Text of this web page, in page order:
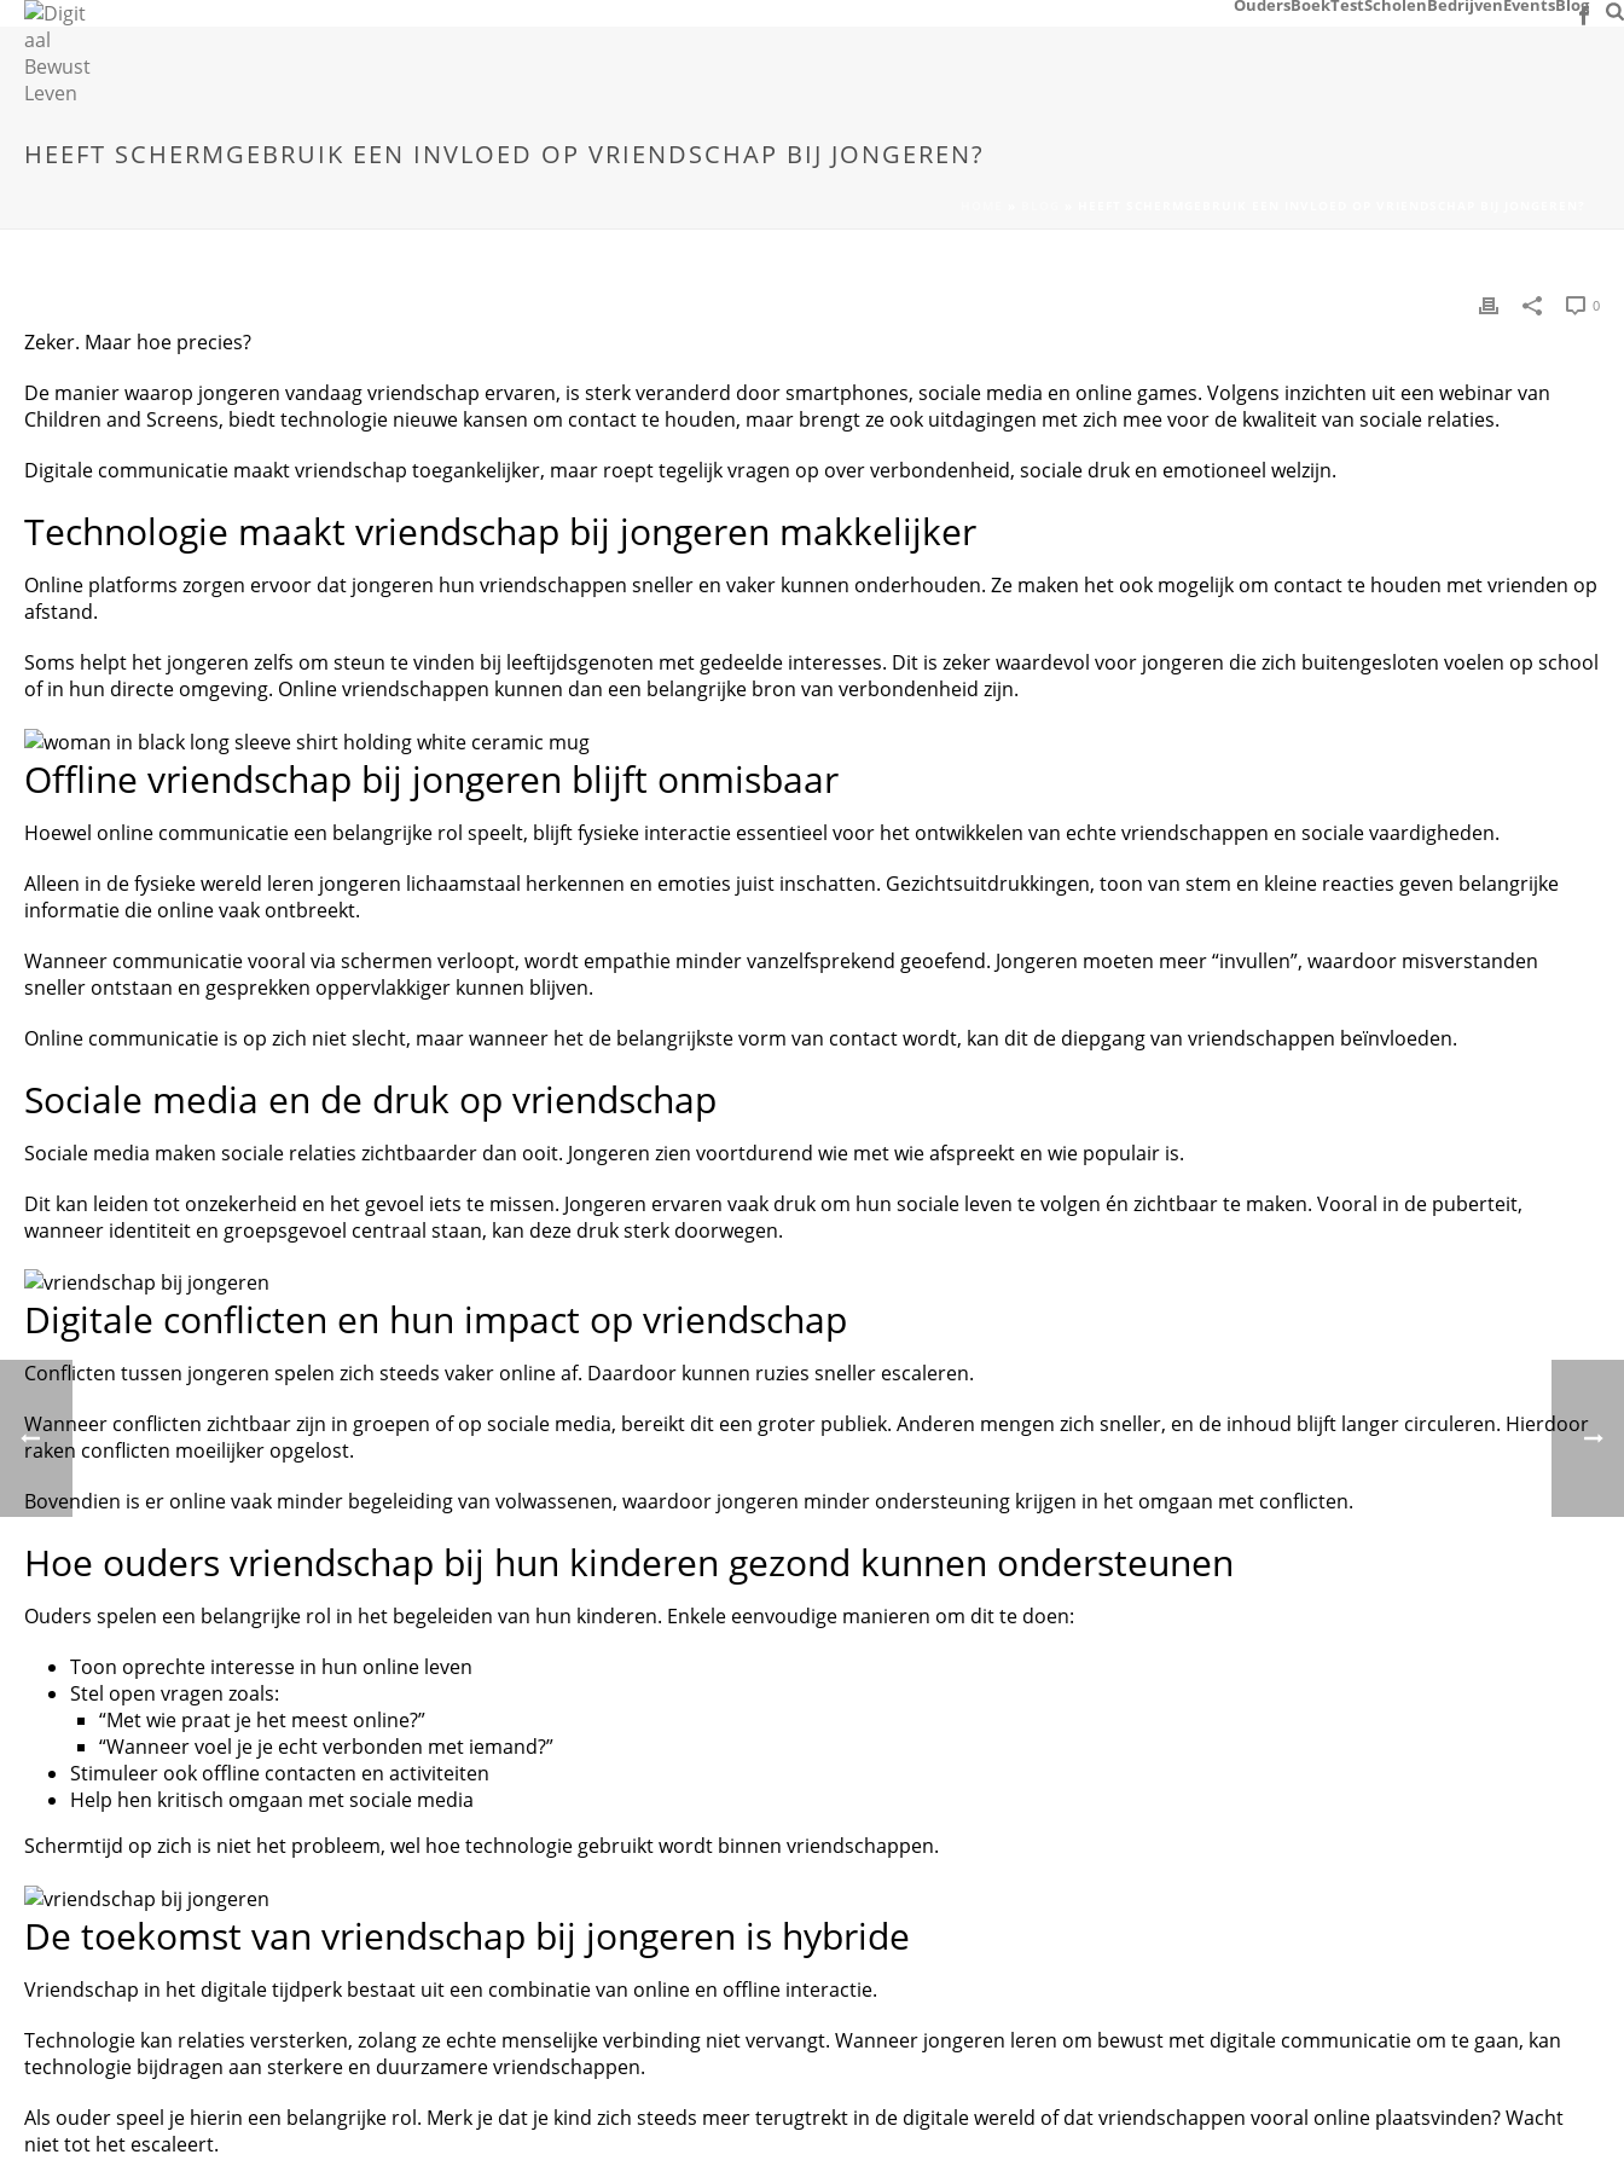
OudersBoekTestScholen Bedrijven EventsBlog
HEEFT SCHERMGEBRUIK EEN INVLOED OP VRIENDSCHAP BIJ JONGEREN?
0
Zeker. Maar hoe precies?
De manier waarop jongeren vandaag vriendschap ervaren, is sterk veranderd door smartphones, sociale media en online games. Volgens inzichten uit een webinar van
Children and Screens, biedt technologie nieuwe kansen om contact te houden, maar brengt ze ook uitdagingen met zich mee voor de kwaliteit van sociale relaties.
Digitale communicatie maakt vriendschap toegankelijker, maar roept tegelijk vragen op over verbondenheid, sociale druk en emotioneel welzijn.
Technologie maakt vriendschap bij jongeren makkelijker
Online platforms zorgen ervoor dat jongeren hun vriendschappen sneller en vaker kunnen onderhouden. Ze maken het ook mogelijk om contact te houden met vrienden op
afstand.
Soms helpt het jongeren zelfs om steun te vinden bij leeftijdsgenoten met gedeelde interesses. Dit is zeker waardevol voor jongeren die zich buitengesloten voelen op school
of in hun directe omgeving. Online vriendschappen kunnen dan een belangrijke bron van verbondenheid zijn.
Offline vriendschap bij jongeren blijft onmisbaar
Hoewel online communicatie een belangrijke rol speelt, blijft fysieke interactie essentieel voor het ontwikkelen van echte vriendschappen en sociale vaardigheden.
Alleen in de fysieke wereld leren jongeren lichaamstaal herkennen en emoties juist inschatten. Gezichtsuitdrukkingen, toon van stem en kleine reacties geven belangrijke
informatie die online vaak ontbreekt.
Wanneer communicatie vooral via schermen verloopt, wordt empathie minder vanzelfsprekend geoefend. Jongeren moeten meer “invullen”, waardoor misverstanden
sneller ontstaan en gesprekken oppervlakkiger kunnen blijven.
Online communicatie is op zich niet slecht, maar wanneer het de belangrijkste vorm van contact wordt, kan dit de diepgang van vriendschappen beïnvloeden.
Sociale media en de druk op vriendschap
Sociale media maken sociale relaties zichtbaarder dan ooit. Jongeren zien voortdurend wie met wie afspreekt en wie populair is.
Dit kan leiden tot onzekerheid en het gevoel iets te missen. Jongeren ervaren vaak druk om hun sociale leven te volgen én zichtbaar te maken. Vooral in de puberteit,
wanneer identiteit en groepsgevoel centraal staan, kan deze druk sterk doorwegen.
Digitale conflicten en hun impact op vriendschap
Conflicten tussen jongeren spelen zich steeds vaker online af. Daardoor kunnen ruzies sneller escaleren.
Wanneer conflicten zichtbaar zijn in groepen of op sociale media, bereikt dit een groter publiek. Anderen mengen zich sneller, en de inhoud blijft langer circuleren. Hierdoor
raken conflicten moeilijker opgelost.
Bovendien is er online vaak minder begeleiding van volwassenen, waardoor jongeren minder ondersteuning krijgen in het omgaan met conflicten.
Hoe ouders vriendschap bij hun kinderen gezond kunnen ondersteunen
Ouders spelen een belangrijke rol in het begeleiden van hun kinderen. Enkele eenvoudige manieren om dit te doen:
Toon oprechte interesse in hun online leven
Stel open vragen zoals:
“Met wie praat je het meest online?”
“Wanneer voel je je echt verbonden met iemand?”
Stimuleer ook offline contacten en activiteiten
Help hen kritisch omgaan met sociale media
Schermtijd op zich is niet het probleem, wel hoe technologie gebruikt wordt binnen vriendschappen.
De toekomst van vriendschap bij jongeren is hybride
​Vriendschap in het digitale tijdperk bestaat uit een combinatie van online en offline interactie.
Technologie kan relaties versterken, zolang ze echte menselijke verbinding niet vervangt. Wanneer jongeren leren om bewust met digitale communicatie om te gaan, kan
technologie bijdragen aan sterkere en duurzamere vriendschappen.
Als ouder speel je hierin een belangrijke rol. ​Merk je dat je kind zich steeds meer terugtrekt in de digitale wereld of dat vriendschappen vooral online plaatsvinden? Wacht
niet tot het escaleert.